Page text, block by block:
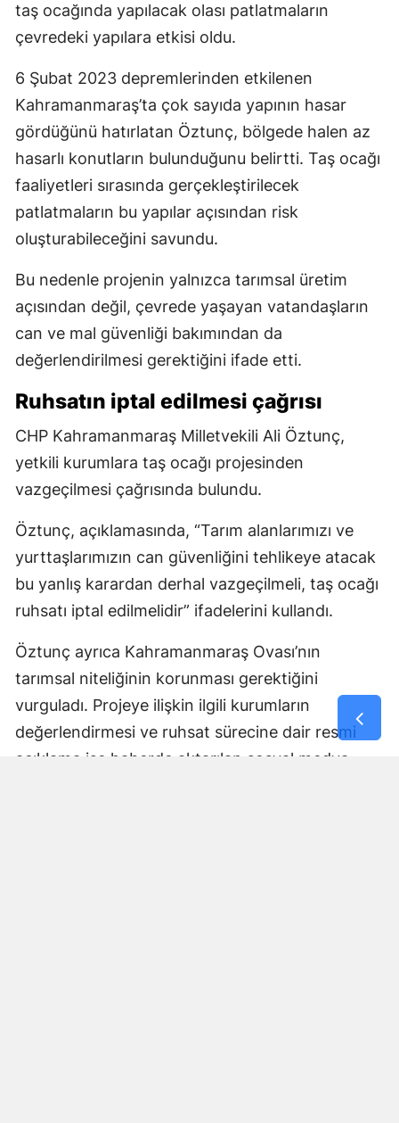
taş ocağında yapılacak olası patlatmaların
çevredeki yapılara etkisi oldu.
6 Şubat 2023 depremlerinden etkilenen
Kahramanmaraş’ta çok sayıda yapının hasar
gördüğünü hatırlatan Öztunç, bölgede halen az
hasarlı konutların bulunduğunu belirtti. Taş ocağı
faaliyetleri sırasında gerçekleştirilecek
patlatmaların bu yapılar açısından risk
oluşturabileceğini savundu.
Bu nedenle projenin yalnızca tarımsal üretim
açısından değil, çevrede yaşayan vatandaşların
can ve mal güvenliği bakımından da
değerlendirilmesi gerektiğini ifade etti.
Ruhsatın iptal edilmesi çağrısı
CHP Kahramanmaraş Milletvekili Ali Öztunç,
yetkili kurumlara taş ocağı projesinden
vazgeçilmesi çağrısında bulundu.
Öztunç, açıklamasında, “Tarım alanlarımızı ve
yurttaşlarımızın can güvenliğini tehlikeye atacak
bu yanlış karardan derhal vazgeçilmeli, taş ocağı
ruhsatı iptal edilmelidir” ifadelerini kullandı.
Öztunç ayrıca Kahramanmaraş Ovası’nın
tarımsal niteliğinin korunması gerektiğini
vurguladı. Projeye ilişkin ilgili kurumların
değerlendirmesi ve ruhsat sürecine dair resmi
açıklama ise haberde aktarılan sosyal medya